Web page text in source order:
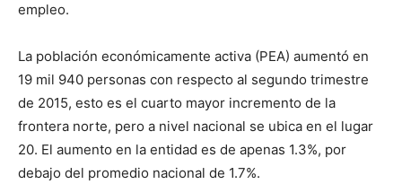
empleo.
La población económicamente activa (PEA) aumentó en
19 mil 940 personas con respecto al segundo trimestre
de 2015, esto es el cuarto mayor incremento de la
frontera norte, pero a nivel nacional se ubica en el lugar
20. El aumento en la entidad es de apenas 1.3%, por
debajo del promedio nacional de 1.7%.